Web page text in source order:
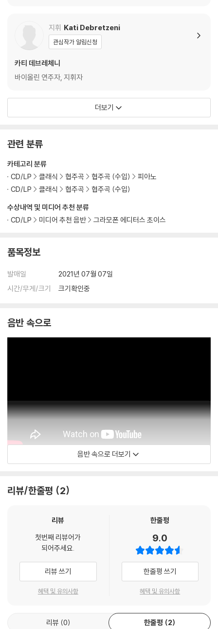
지휘 Kati Debretzeni
관심작가 알림신청
카티 데브레체니
바이올린 연주자, 지휘자
더보기
관련 분류
수상내역 및 미디어 추천 분류
CD/LP
미디어 추천 음반 그라모폰 에디터스 초이스
카테고리 분류
CD/LP
클래식 협주곡 협주곡 (수입)
피아노
CD/LP
클래식 협주곡 협주곡 (수입)
품목정보
발매일
2021년 07월 07일
시간/무게/크기
크기확인중
음반 속으로
음반 속으로 더보기
리뷰/한줄평 2
리뷰
첫번째 리뷰어가
되어주세요.
리뷰 쓰기
혜택 및 유의사항
한줄평
9.0
한줄평 쓰기
혜택 및 유의사항
리뷰 0 한줄평 2